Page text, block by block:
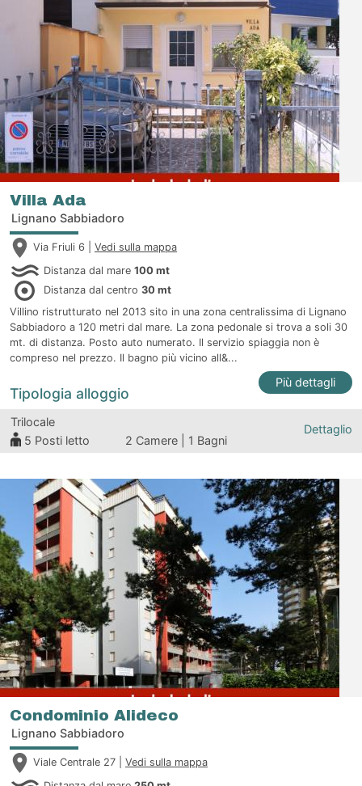
Sabbiadoro, vicino al centro, nel verde di Lignano Pineta o
Riviera, anche in strutture organizzate con giardino e attività
comuni. Gli alloggi sono curati nei servizi, il personale delle
Agenzie provvede, prima del vostro arrivo, a predisporre
igienicamente e in modo accogliente i locali, per permettervi
subito di godere comodamente le vostre ferie.
Villa Ada
Lignano Sabbiadoro
Via Friuli 6 | Vedi sulla mappa
Distanza dal mare 100 mt
Distanza dal centro 30 mt
Villino ristrutturato nel 2013 sito in una zona centralissima di Lignano
Sabbiadoro a 120 metri dal mare. La zona pedonale si trova a soli 30
mt. di distanza. Posto auto numerato. Il servizio spiaggia non è
compreso nel prezzo. Il bagno più vicino all&...
Più dettagli
Tipologia alloggio
Trilocale
5 Posti letto 2 Camere | 1 Bagni
Dettaglio
Condominio Alideco
Lignano Sabbiadoro
Viale Centrale 27 | Vedi sulla mappa